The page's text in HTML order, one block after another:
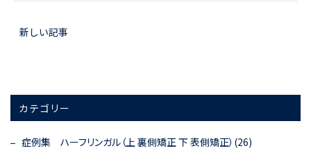
新しい記事
カテゴリー
症例集 ハーフリンガル（上 裏側矯正 下 表側矯正）(26)